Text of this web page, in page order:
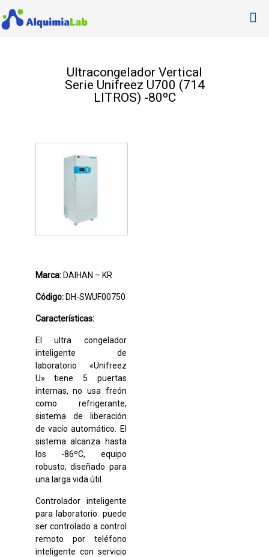
Ultracongelador Vertical
Serie Unifreez U700 (714
LITROS) -80ºC
Marca:DAIHAN – KR
Código:DH-SWUF00750
Características:
El ultra congelador
inteligente de
laboratorio «Unifreez
U» tiene 5 puertas
internas, no usa freón
como refrigerante,
sistema de liberación
de vacío automático. El
sistema alcanza hasta
los -86ºC, equipo
robusto, diseñado para
una larga vida útil.
Controlador inteligente
para laboratorio: puede
ser controlado a control
remoto por teléfono
inteligente con servicio